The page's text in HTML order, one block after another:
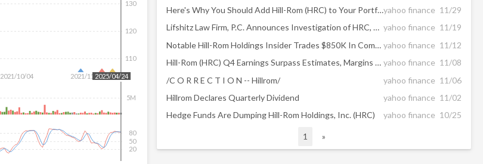
2021/10/04 2021/11/18
110
120
130
2025/04/24
5M
20
50
80
Here's Why You Should Add Hill-Rom (HRC) to Your Portfolioyahoo finance 11/29
Lifshitz Law Firm, P.C. Announces Investigation of HRC, NPTN, PTRS, and RRD yahoo finance 11/19
Notable Hill-Rom Holdings Insider Trades $850K In Company Stock yahoo finance 11/12
Hill-Rom (HRC) Q4 Earnings Surpass Estimates, Margins Up yahoo finance 11/08
/C O R R E C T I O N -- Hillrom/
yahoo finance 11/06
Hillrom Declares Quarterly Dividend
yahoo finance 11/02
Hedge Funds Are Dumping Hill-Rom Holdings, Inc. (HRC)
yahoo finance 10/25
1 »